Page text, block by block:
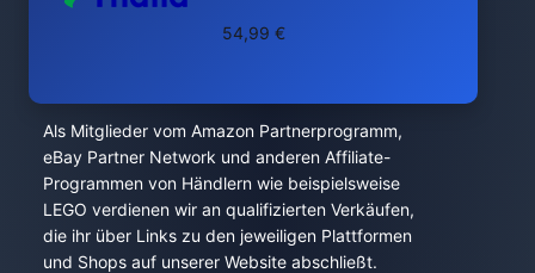
54,99 €
Als Mitglieder vom Amazon Partnerprogramm,
eBay Partner Network und anderen Affiliate-
Programmen von Händlern wie beispielsweise
LEGO verdienen wir an qualifizierten Verkäufen,
die ihr über Links zu den jeweiligen Plattformen
und Shops auf unserer Website abschließt.